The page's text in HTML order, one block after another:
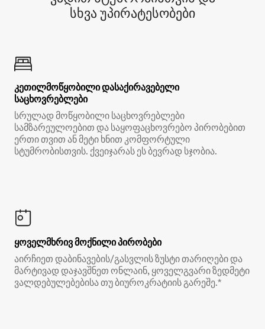
სხვა უპირატესობები
კეთილმოწყობილი დასაქირავებელი
საცხოვრებლები
სრულად მოწყობილი საცხოვრებლები
სამზარეულოებით და საყოფაცხოვრებო პირობებით
ერთი თვით ან მეტი ხნით კომფორტული
სტუმრობისთვის. ქვეიჯარას ეს ბევრად სჯობია.
ყოველმხრივ მოქნილი პირობები
აირჩიეთ დაბინავების/გასვლის ზუსტი თარიღები და
მარტივად დაჯავშნეთ ონლაინ, ყოველგვარი ზედმეტი
ვალდებულებებისა თუ ბიუროკრატიის გარეშე.*